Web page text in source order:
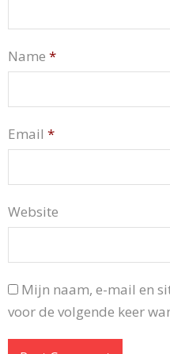
Name *
Email *
Website
Mijn naam, e-mail en
voor de volgende keer